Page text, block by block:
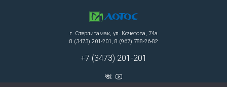
г. Стерлитамак, ул. Кочетова, 74а
8 (3473) 201-201, 8 (967) 788-26-82
+7 (3473) 201-201